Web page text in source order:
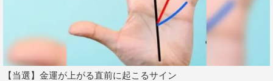
【当選】金運が上がる直前に起こるサイン